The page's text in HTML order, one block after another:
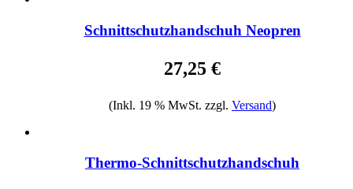
Schnittschutzhandschuh Neopren
27,25 €
(Inkl. 19 % MwSt. zzgl. Versand)
Thermo-Schnittschutzhandschuh